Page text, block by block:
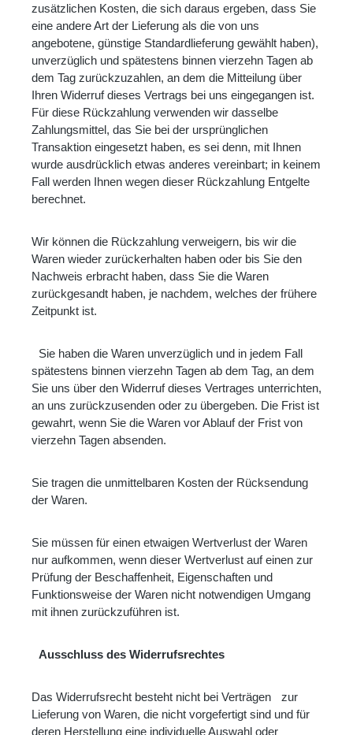
zusätzlichen Kosten, die sich daraus ergeben, dass Sie
eine andere Art der Lieferung als die von uns
angebotene, günstige Standardlieferung gewählt haben),
unverzüglich und spätestens binnen vierzehn Tagen ab
dem Tag zurückzuzahlen, an dem die Mitteilung über
Ihren Widerruf dieses Vertrags bei uns eingegangen ist.
Für diese Rückzahlung verwenden wir dasselbe
Zahlungsmittel, das Sie bei der ursprünglichen
Transaktion eingesetzt haben, es sei denn, mit Ihnen
wurde ausdrücklich etwas anderes vereinbart; in keinem
Fall werden Ihnen wegen dieser Rückzahlung Entgelte
berechnet.
Wir können die Rückzahlung verweigern, bis wir die
Waren wieder zurückerhalten haben oder bis Sie den
Nachweis erbracht haben, dass Sie die Waren
zurückgesandt haben, je nachdem, welches der frühere
Zeitpunkt ist.
Sie haben die Waren unverzüglich und in jedem Fall
spätestens binnen vierzehn Tagen ab dem Tag, an dem
Sie uns über den Widerruf dieses Vertrages unterrichten,
an uns zurückzusenden oder zu übergeben. Die Frist ist
gewahrt, wenn Sie die Waren vor Ablauf der Frist von
vierzehn Tagen absenden.
Sie tragen die unmittelbaren Kosten der Rücksendung
der Waren.
Sie müssen für einen etwaigen Wertverlust der Waren
nur aufkommen, wenn dieser Wertverlust auf einen zur
Prüfung der Beschaffenheit, Eigenschaften und
Funktionsweise der Waren nicht notwendigen Umgang
mit ihnen zurückzuführen ist.
Ausschluss des Widerrufsrechtes
Das Widerrufsrecht besteht nicht bei Verträgen zur
Lieferung von Waren, die nicht vorgefertigt sind und für
deren Herstellung eine individuelle Auswahl oder